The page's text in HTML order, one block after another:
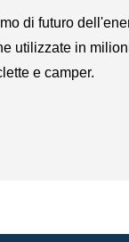
di futuro
utilizzate in
e camper.